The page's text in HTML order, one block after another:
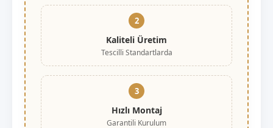
2
Kaliteli Üretim
Tescilli Standartlarda
3
Hızlı Montaj
Garantili Kurulum